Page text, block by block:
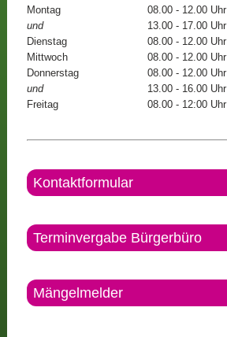
Montag
08.00 - 12.00 Uhr
und
13.00 - 17.00 Uhr
Dienstag
08.00 - 12.00 Uhr
Mittwoch
08.00 - 12.00 Uhr
Donnerstag
08.00 - 12.00 Uhr
und
13.00 - 16.00 Uhr
Freitag
08.00 - 12:00 Uhr
Kontaktformular
Terminvergabe Bürgerbüro
Mängelmelder